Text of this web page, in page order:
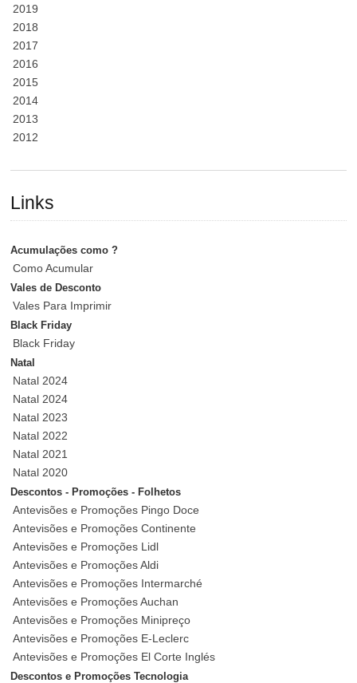
2019
2018
2017
2016
2015
2014
2013
2012
Links
Acumulações como ?
Como Acumular
Vales de Desconto
Vales Para Imprimir
Black Friday
Black Friday
Natal
Natal 2024
Natal 2024
Natal 2023
Natal 2022
Natal 2021
Natal 2020
Descontos - Promoções - Folhetos
Antevisões e Promoções Pingo Doce
Antevisões e Promoções Continente
Antevisões e Promoções Lidl
Antevisões e Promoções Aldi
Antevisões e Promoções Intermarché
Antevisões e Promoções Auchan
Antevisões e Promoções Minipreço
Antevisões e Promoções E-Leclerc
Antevisões e Promoções El Corte Inglés
Descontos e Promoções Tecnologia